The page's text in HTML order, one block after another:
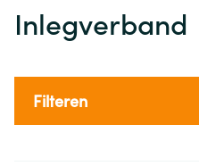
Inlegverband
Filteren